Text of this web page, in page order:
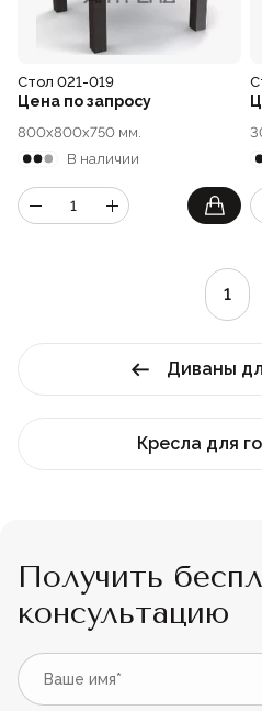
Стол 021-019
Цена по запросу
800x800x750 мм.
В наличии
1
Диваны
Кресла для
Получить
консультацию